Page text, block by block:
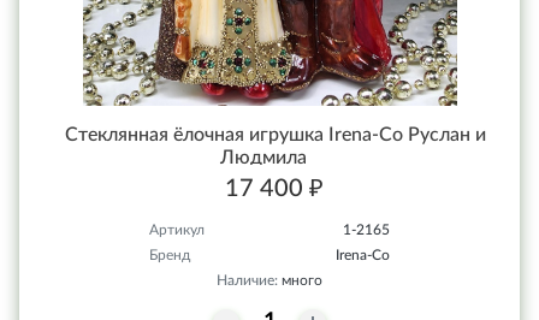
Стеклянная ёлочная игрушка Irena-Co Руслан и
Людмила
17 400 ₽
Артикул
1-2165
Бренд
Irena-Co
Наличие: много